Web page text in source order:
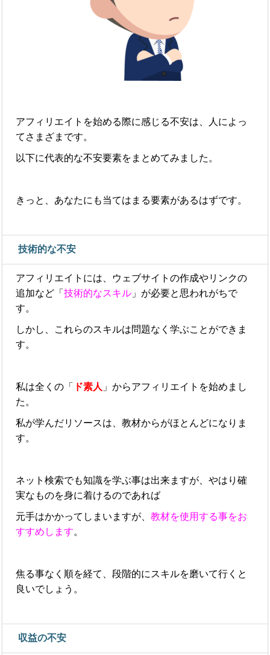
アフィリエイトを始める際に感じる不安は、人によっ
てさまざまです。
以下に代表的な不安要素をまとめてみました。
きっと、あなたにも当てはまる要素があるはずです。
技術的な不安
アフィリエイトには、ウェブサイトの作成やリンクの
追加など「技術的なスキル 」が必要と思われがちで
す。
しかし、これらのスキルは問題なく学ぶことができま
す。
私は全くの「 ド素人 」からアフィリエイトを始めまし
た。
私が学んだリソースは、教材からがほとんどになりま
す。
ネット検索でも知識を学ぶ事は出来ますが、やはり確
実なものを身に着けるのであれば
元手はかかってしまいますが、教材を使用する事をお
すすめします。
焦る事なく順を経て、段階的にスキルを磨いて行くと
良いでしょう。
収益の不安